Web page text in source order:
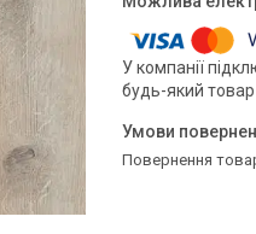
У компанії
будь-який
повернення